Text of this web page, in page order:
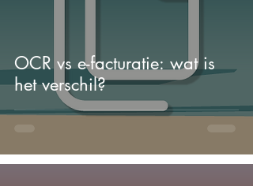
OCR vs e-facturatie: wat is
het verschil?